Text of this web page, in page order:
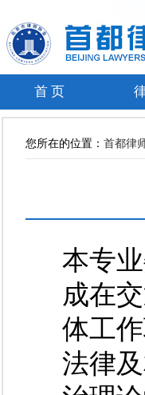
首 页
您所在的位置： 首都律
本专
成在
体工
法律